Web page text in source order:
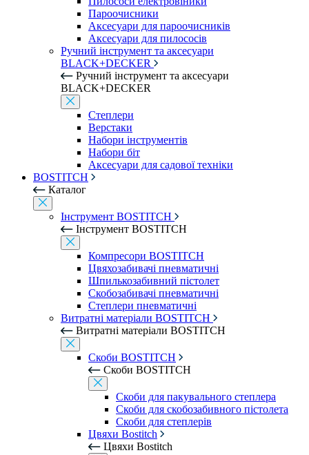
Пароочисники
Аксесуари для пароочисників
Аксесуари для пилососів
Ручний інструмент та аксесуари
BLACK+DECKER
Ручний інструмент та аксесуари
BLACK+DECKER
Степлери
Верстаки
Набори інструментів
Набори біт
Аксесуари для садової техніки
BOSTITCH
Каталог
Інструмент BOSTITCH
Інструмент BOSTITCH
Компресори BOSTITCH
Цвяхозабивачі пневматичні
Шпилькозабивний пістолет
Скобозабивачі пневматичні
Степлери пневматичні
Витратні матеріали BOSTITCH
Витратні матеріали BOSTITCH
Скоби BOSTITCH
Скоби BOSTITCH
Скоби для пакувального степлера
Скоби для скобозабивного пістолета
Скоби для степлерів
Цвяхи Bostitch
Цвяхи Bostitch